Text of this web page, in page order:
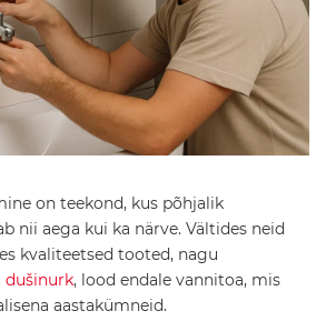
on teekond, kus põhjalik
nii aega kui ka närve. Vältides neid
kvaliteetsed tooted, nagu
dušinurk, lood endale vannitoa, mis
aastakümneid.